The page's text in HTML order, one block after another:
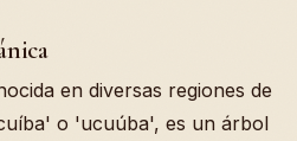
en diversas regiones de
o 'ucuúba', es un árbol